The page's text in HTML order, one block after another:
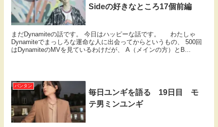
Sideの好きなところ17個前編
まだDynamiteの話です。 今日はハッピーな話です。 わたしゃ
Dynamiteでまっしろな運命な人に出会ってからというもの、 500回
はDynamiteのMVを見ているわけだが、 A（メインの方）とB...
バンタン
毎日ユンギを語る 19日目 モ
テ男ミンユンギ